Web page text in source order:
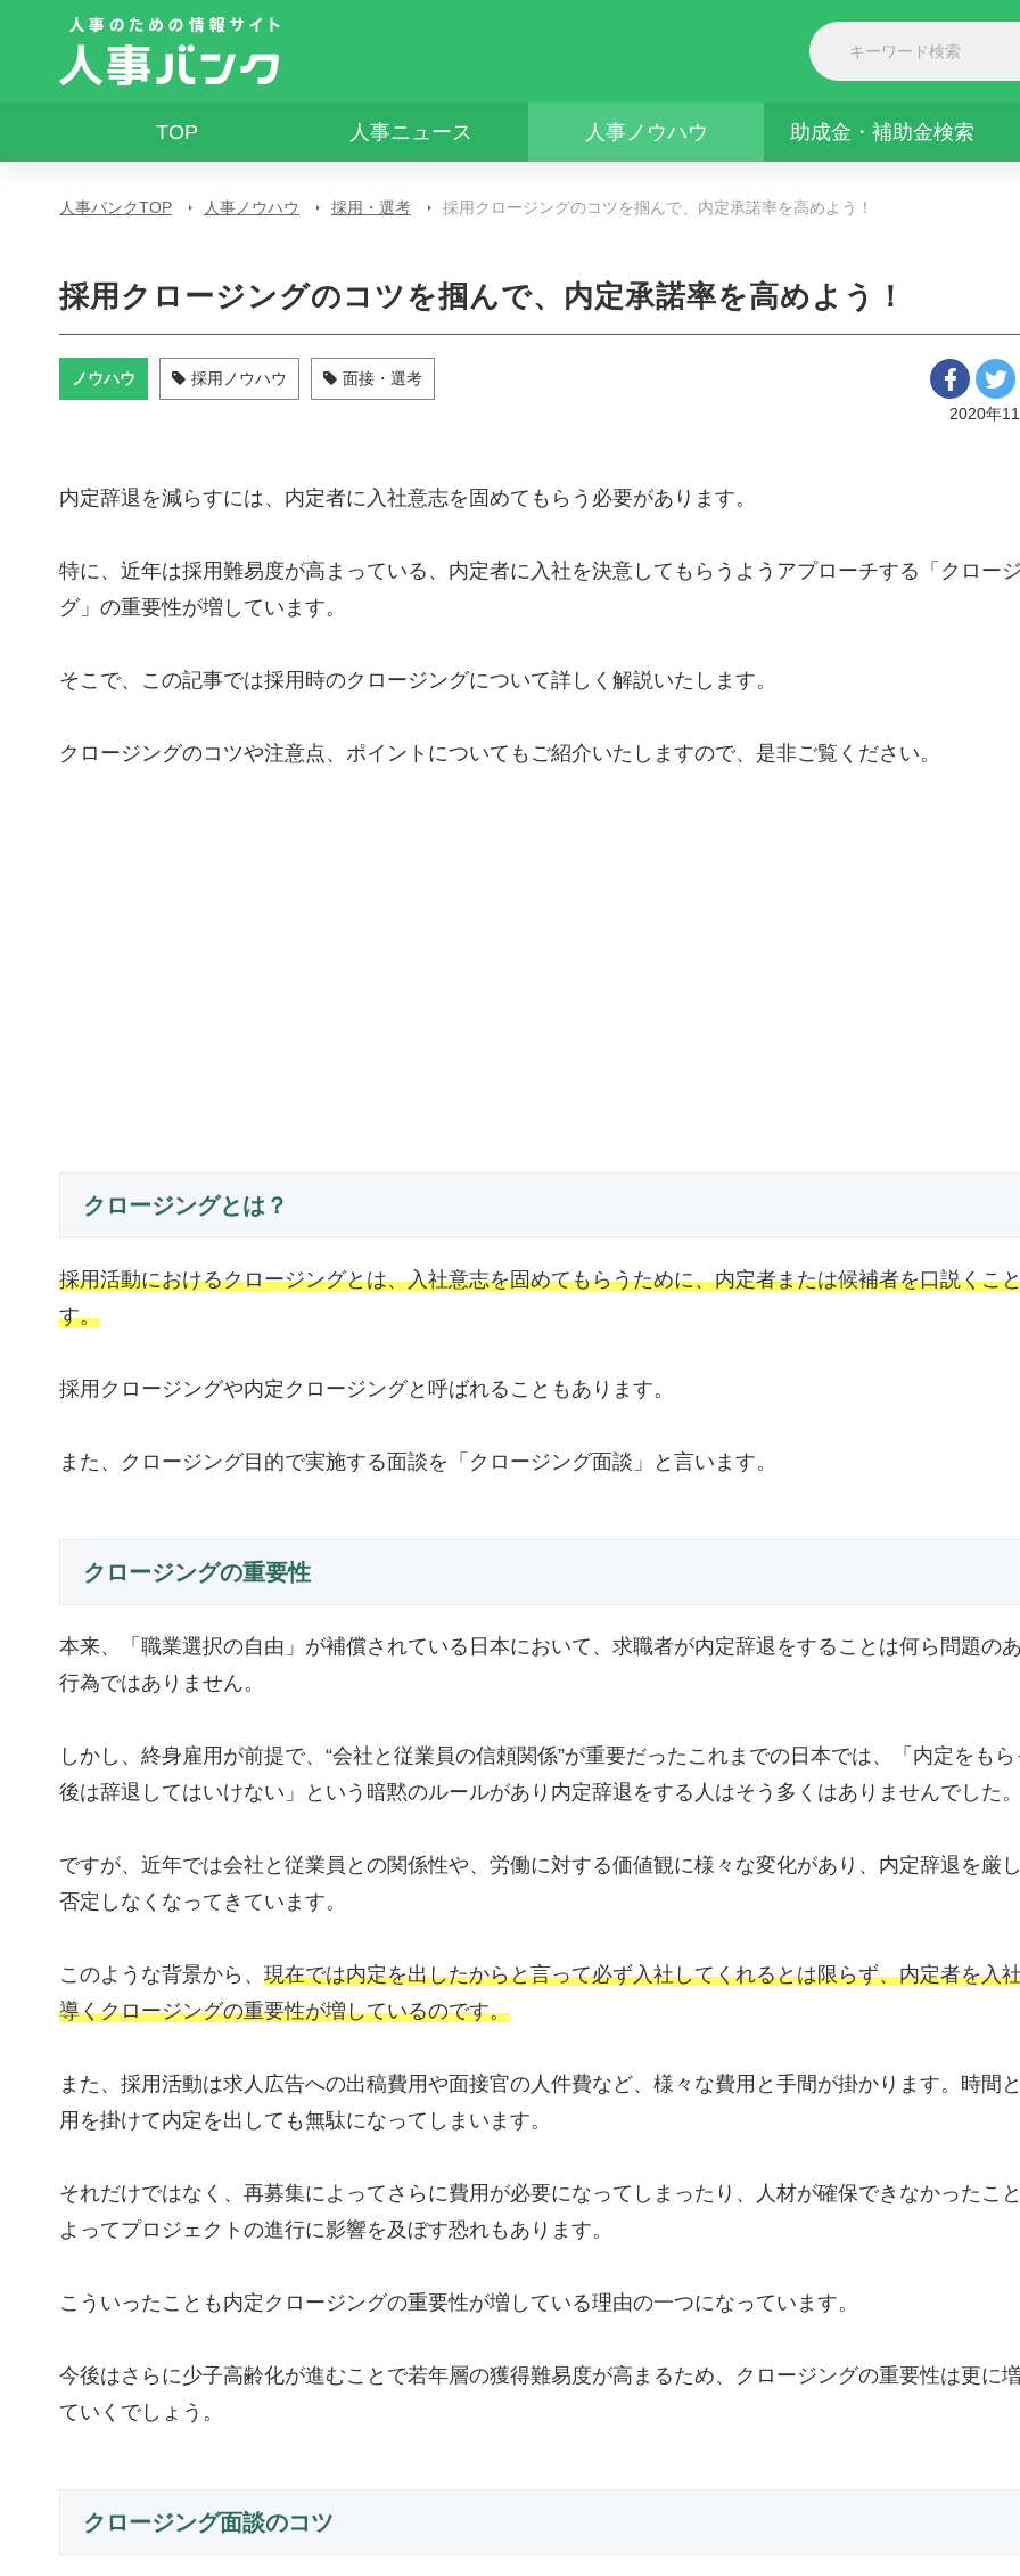
TOP 人事ニュース 人事ノウハウ 助成金・補助金検索
人事バンクTOP 人事ノウハウ 採用・選考 採用クロージングのコツを掴んで、内定承諾率を高めよう！
採用クロージングのコツを掴んで、内定承諾率を高めよう！
ノウハウ 採用ノウハウ
面接・選考
2020年
内定辞退を減らすには、内定者に入社意志を固めてもらう必要があります。
特に、近年は採用難易度が高まっている、内定者に入社を決意してもらうようアプローチする「クロー
グ」の重要性が増しています。
そこで、この記事では採用時のクロージングについて詳しく解説いたします。
クロージングのコツや注意点、ポイントについてもご紹介いたしますので、是非ご覧ください。
クロージングとは？
採用活動におけるクロージングとは、入社意志を固めてもらうために、内定者または候補者を口説くこ
す。
採用クロージングや内定クロージングと呼ばれることもあります。
また、クロージング目的で実施する面談を「クロージング面談」と言います。
クロージングの重要性
本来、「職業選択の自由」が補償されている日本において、求職者が内定辞退をすることは何ら問題の
行為ではありません。
しかし、終身雇用が前提で、“会社と従業員の信頼関係”が重要だったこれまでの日本では、「内定をも
後は辞退してはいけない」という暗黙のルールがあり内定辞退をする人はそう多くはありませんでした
ですが、近年では会社と従業員との関係性や、労働に対する価値観に様々な変化があり、内定辞退を厳
否定しなくなってきています。
このような背景から、 現在では内定を出したからと言って必ず入社してくれるとは限らず、内定者を入
導くクロージングの重要性が増しているのです。
また、採用活動は求人広告への出稿費用や面接官の人件費など、様々な費用と手間が掛かります。時間
用を掛けて内定を出しても無駄になってしまいます。
それだけではなく、再募集によってさらに費用が必要になってしまったり、人材が確保できなかったこ
よってプロジェクトの進行に影響を及ぼす恐れもあります。
こういったことも内定クロージングの重要性が増している理由の一つになっています。
今後はさらに少子高齢化が進むことで若年層の獲得難易度が高まるため、クロージングの重要性は更に
ていくでしょう。
クロージング面談のコツ